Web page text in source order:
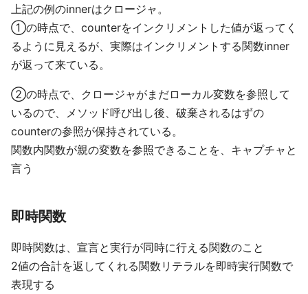
上記の例のinnerはクロージャ。
①の時点で、counterをインクリメントした値が返ってく
るように見えるが、実際はインクリメントする関数inner
が返って来ている。
②の時点で、クロージャがまだローカル変数を参照して
いるので、メソッド呼び出し後、破棄されるはずの
counterの参照が保持されている。
関数内関数が親の変数を参照できることを、キャプチャと
言う
即時関数
即時関数は、宣言と実行が同時に行える関数のこと
2値の合計を返してくれる関数リテラルを即時実行関数で
表現する